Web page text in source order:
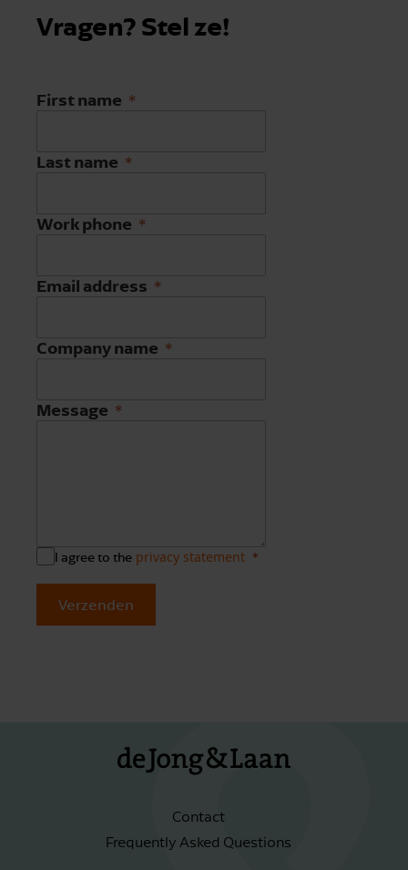
Vragen? Stel ze!
First name
Last name
Work phone
Email address
Company name
Message
I agree to the privacy statement
Verzenden
Contact
Frequently Asked Questions